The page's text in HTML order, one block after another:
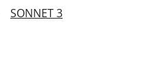
SONNET 3